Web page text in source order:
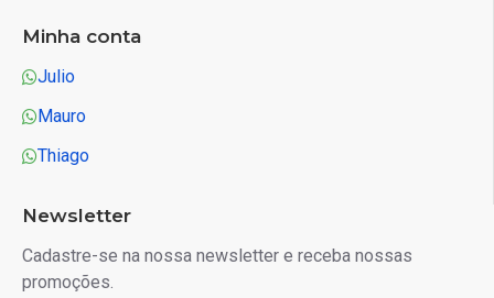
Minha conta
Julio
Mauro
Thiago
Newsletter
Cadastre-se na nossa newsletter e receba nossas
promoções.